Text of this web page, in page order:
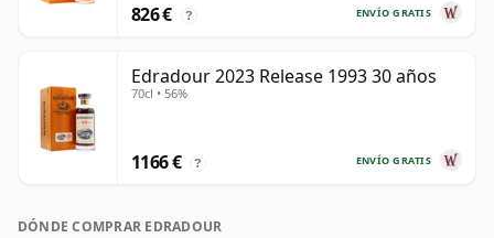
ENVÍO GRATIS
826 € ?
Edradour 2023 Release 1993 30 años
70cl • 56%
ENVÍO GRATIS
1166 € ?
DÓNDE COMPRAR EDRADOUR